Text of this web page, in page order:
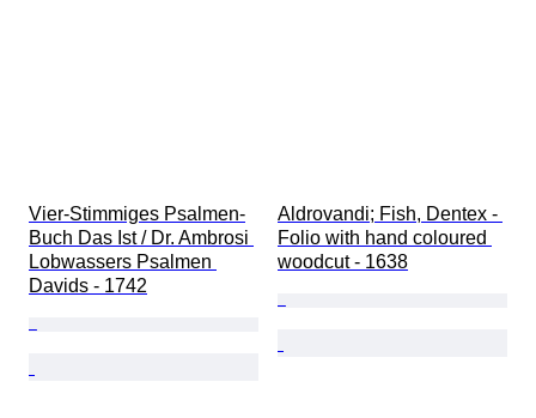
Vier-Stimmiges Psalmen-
Buch Das Ist / Dr. Ambrosi
Lobwassers Psalmen
Davids - 1742
Aldrovandi; Fish, Dentex -
Folio with hand coloured
woodcut - 1638